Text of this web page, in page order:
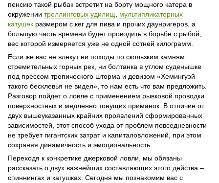
пенсию такой рыбак встретит на борту мощного катера в
окружении троллинговых удилищ, мультипликаторных
катушек размером с кег для пива и прочих даунригеров, а
большую часть времени будет проводить в борьбе с рыбой,
вес которой измеряется уже не одной сотней килограмм.
Если же вас не влекут ни походы по скользким камням
стремительных горных рек, ни болтанка в утлом суденышке
под прессом тропического шторма и девизом «Хемингуэй
такого бесклевья не видел», то нам есть что вам предложить.
Разговор пойдет о ловле с применением рывковой проводки
поверхностных и медленно тонущих приманок. В отличие от
двух вышеуказанных крайних проявлений сформированных
зависимостей, этот способ ухода от проблем повседневности
не требует гигантских затрат и капиталовложений, при этом
сохраняя динамичность и эмоциональность.
Переходя к конкретике джерковой ловли, мы обязаны
рассказать о двух важнейших составляющих этого действа –
спиннингах и катушках. Сегодня мы познакомим вас с